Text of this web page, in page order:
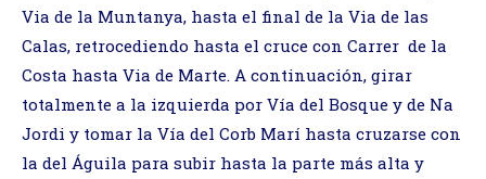
Via de la Muntanya, hasta el final de la Via de las
Calas, retrocediendo hasta el cruce con Carrer de la
Costa hasta Via de Marte. A continuación, girar
totalmente a la izquierda por Vía del Bosque y de Na
Jordi y tomar la Vía del Corb Marí hasta cruzarse con
la del Águila para subir hasta la parte más alta y